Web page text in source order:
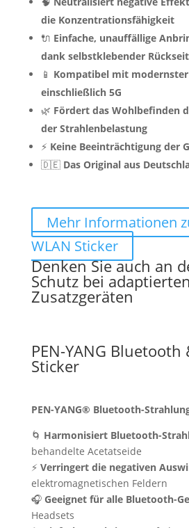
die Konzentrationsfähigkeit
🔌 Einfache, unauffällige
dank selbstklebender
📱 Kompatibel mit modernster
einschließlich 5G
🌿 Fördert das Wohlbefinden
der Strahlenbelastung
⚡ Keine Beeinträchtigung der
🇩🇪 Das Original aus
Mehr Informationen
WLAN Sticker
Denken Sie auch an
Schutz bei adaptierten
Zusatzgeräten
PEN-YANG Bluetooth
Sticker
PEN-YANG® Bluetooth-
🌀 Harmonisiert Bluetooth-
behandelte Acetatseide
⚡ Verringert die negativen
elektromagnetischen Feldern
🎧 Geeignet für alle Bluetooth-
Headsets